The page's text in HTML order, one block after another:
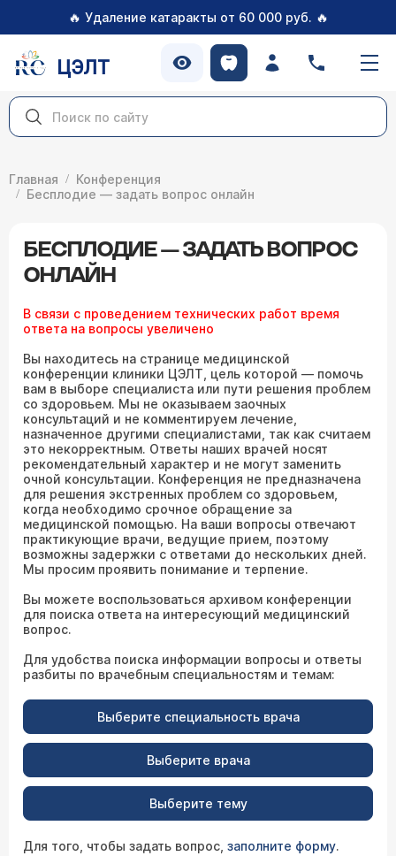
🔥 Удаление катаракты от 60 000 руб. 🔥
ЦЭЛТ
Главная
Конференция
Бесплодие — задать вопрос онлайн
БЕСПЛОДИЕ — ЗАДАТЬ ВОПРОС
ОНЛАЙН
В связи с проведением технических работ время
ответа на вопросы увеличено
Вы находитесь на странице медицинской
конференции клиники ЦЭЛТ, цель которой — помочь
вам в выборе специалиста или пути решения проблем
со здоровьем. Мы не оказываем заочных
консультаций и не комментируем лечение,
назначенное другими специалистами, так как считаем
это некорректным. Ответы наших врачей носят
рекомендательный характер и не могут заменить
очной консультации. Конференция не предназначена
для решения экстренных проблем со здоровьем,
когда необходимо срочное обращение за
медицинской помощью. На ваши вопросы отвечают
практикующие врачи, ведущие прием, поэтому
возможны задержки с ответами до нескольких дней.
Мы просим проявить понимание и терпение.
Вы можете воспользоваться архивом конференции
для поиска ответа на интересующий медицинский
вопрос.
Для удобства поиска информации вопросы и ответы
разбиты по врачебным специальностям и темам:
Выберите специальность врача
Выберите врача
Выберите тему
Для того, чтобы задать вопрос, заполните форму.